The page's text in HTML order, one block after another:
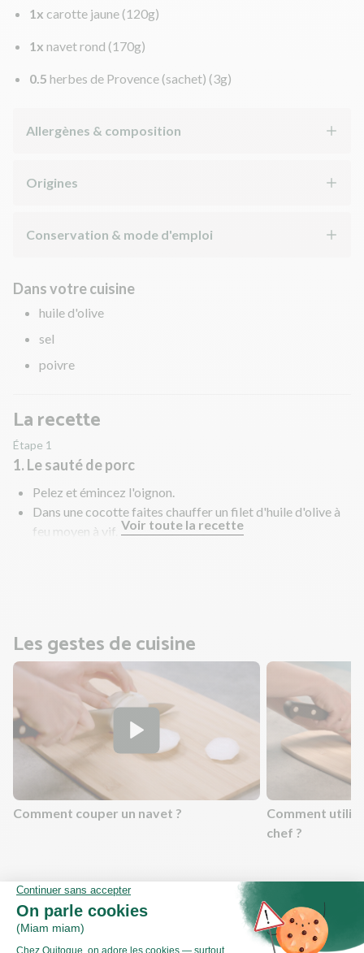
1x carotte jaune (120g)
1x navet rond (170g)
0.5 herbes de Provence (sachet) (3g)
Allergènes & composition
Origines
Conservation & mode d'emploi
Dans votre cuisine
huile d'olive
sel
poivre
La recette
Étape 1
1. Le sauté de porc
Pelez et émincez l'oignon.
Dans une cocotte faites chauffer un filet d'huile d'olive à
feu moyen à vif. Voir toute la recette
Les gestes de cuisine
Comment couper un navet ?
Comment
chef ?
Valeurs nutritionnelles